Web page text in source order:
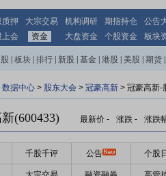
质押 大宗交易 机构调研 期指持仓
公告
上会 资金 大盘资金 个股资金 板块
板块 排行 新股 基金 港股 美股 期货
数据中心 > 股东大会 > 冠豪高新 > 冠豪高新-
(600433) 最新价 - 涨跌 - 涨跌
千股千评 公告 个股